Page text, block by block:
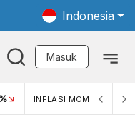
Indonesia
Masuk
INFLASI MOM (MAR)